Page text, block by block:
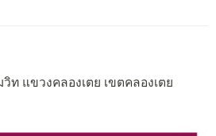
แขวงคลองเตย เขตคลองเตย